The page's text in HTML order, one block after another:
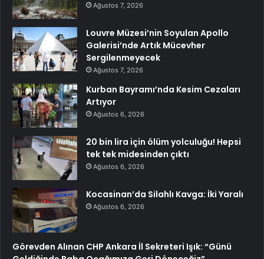
Ağustos 7, 2026
Louvre Müzesi’nin Soyulan Apollo
Galerisi’nde Artık Mücevher
Sergilenmeyecek
Ağustos 7, 2026
Kurban Bayramı’nda Kesim Cezaları
Artıyor
Ağustos 6, 2026
20 bin lira için ölüm yolculuğu! Hepsi
tek tek midesinden çıktı
Ağustos 6, 2026
Kocasinan’da Silahlı Kavga: İki Yaralı
Ağustos 6, 2026
Görevden Alınan CHP Ankara İl Sekreteri Işık: “Günü